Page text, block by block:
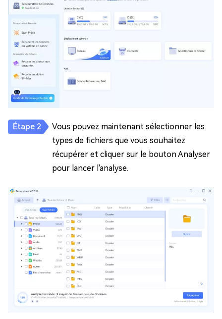
Vous pouvez maintenant sélectionner les
types de fichiers que vous souhaitez
récupérer et cliquer sur le bouton Analyser
pour lancer l'analyse.